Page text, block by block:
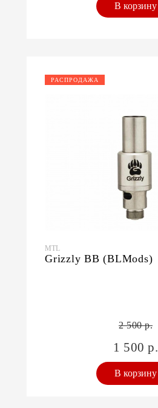
В корзину
РАСПРОДАЖА
MTL
Grizzly BB (BLMods)
2 500 р.
1 500 р.
В корзину